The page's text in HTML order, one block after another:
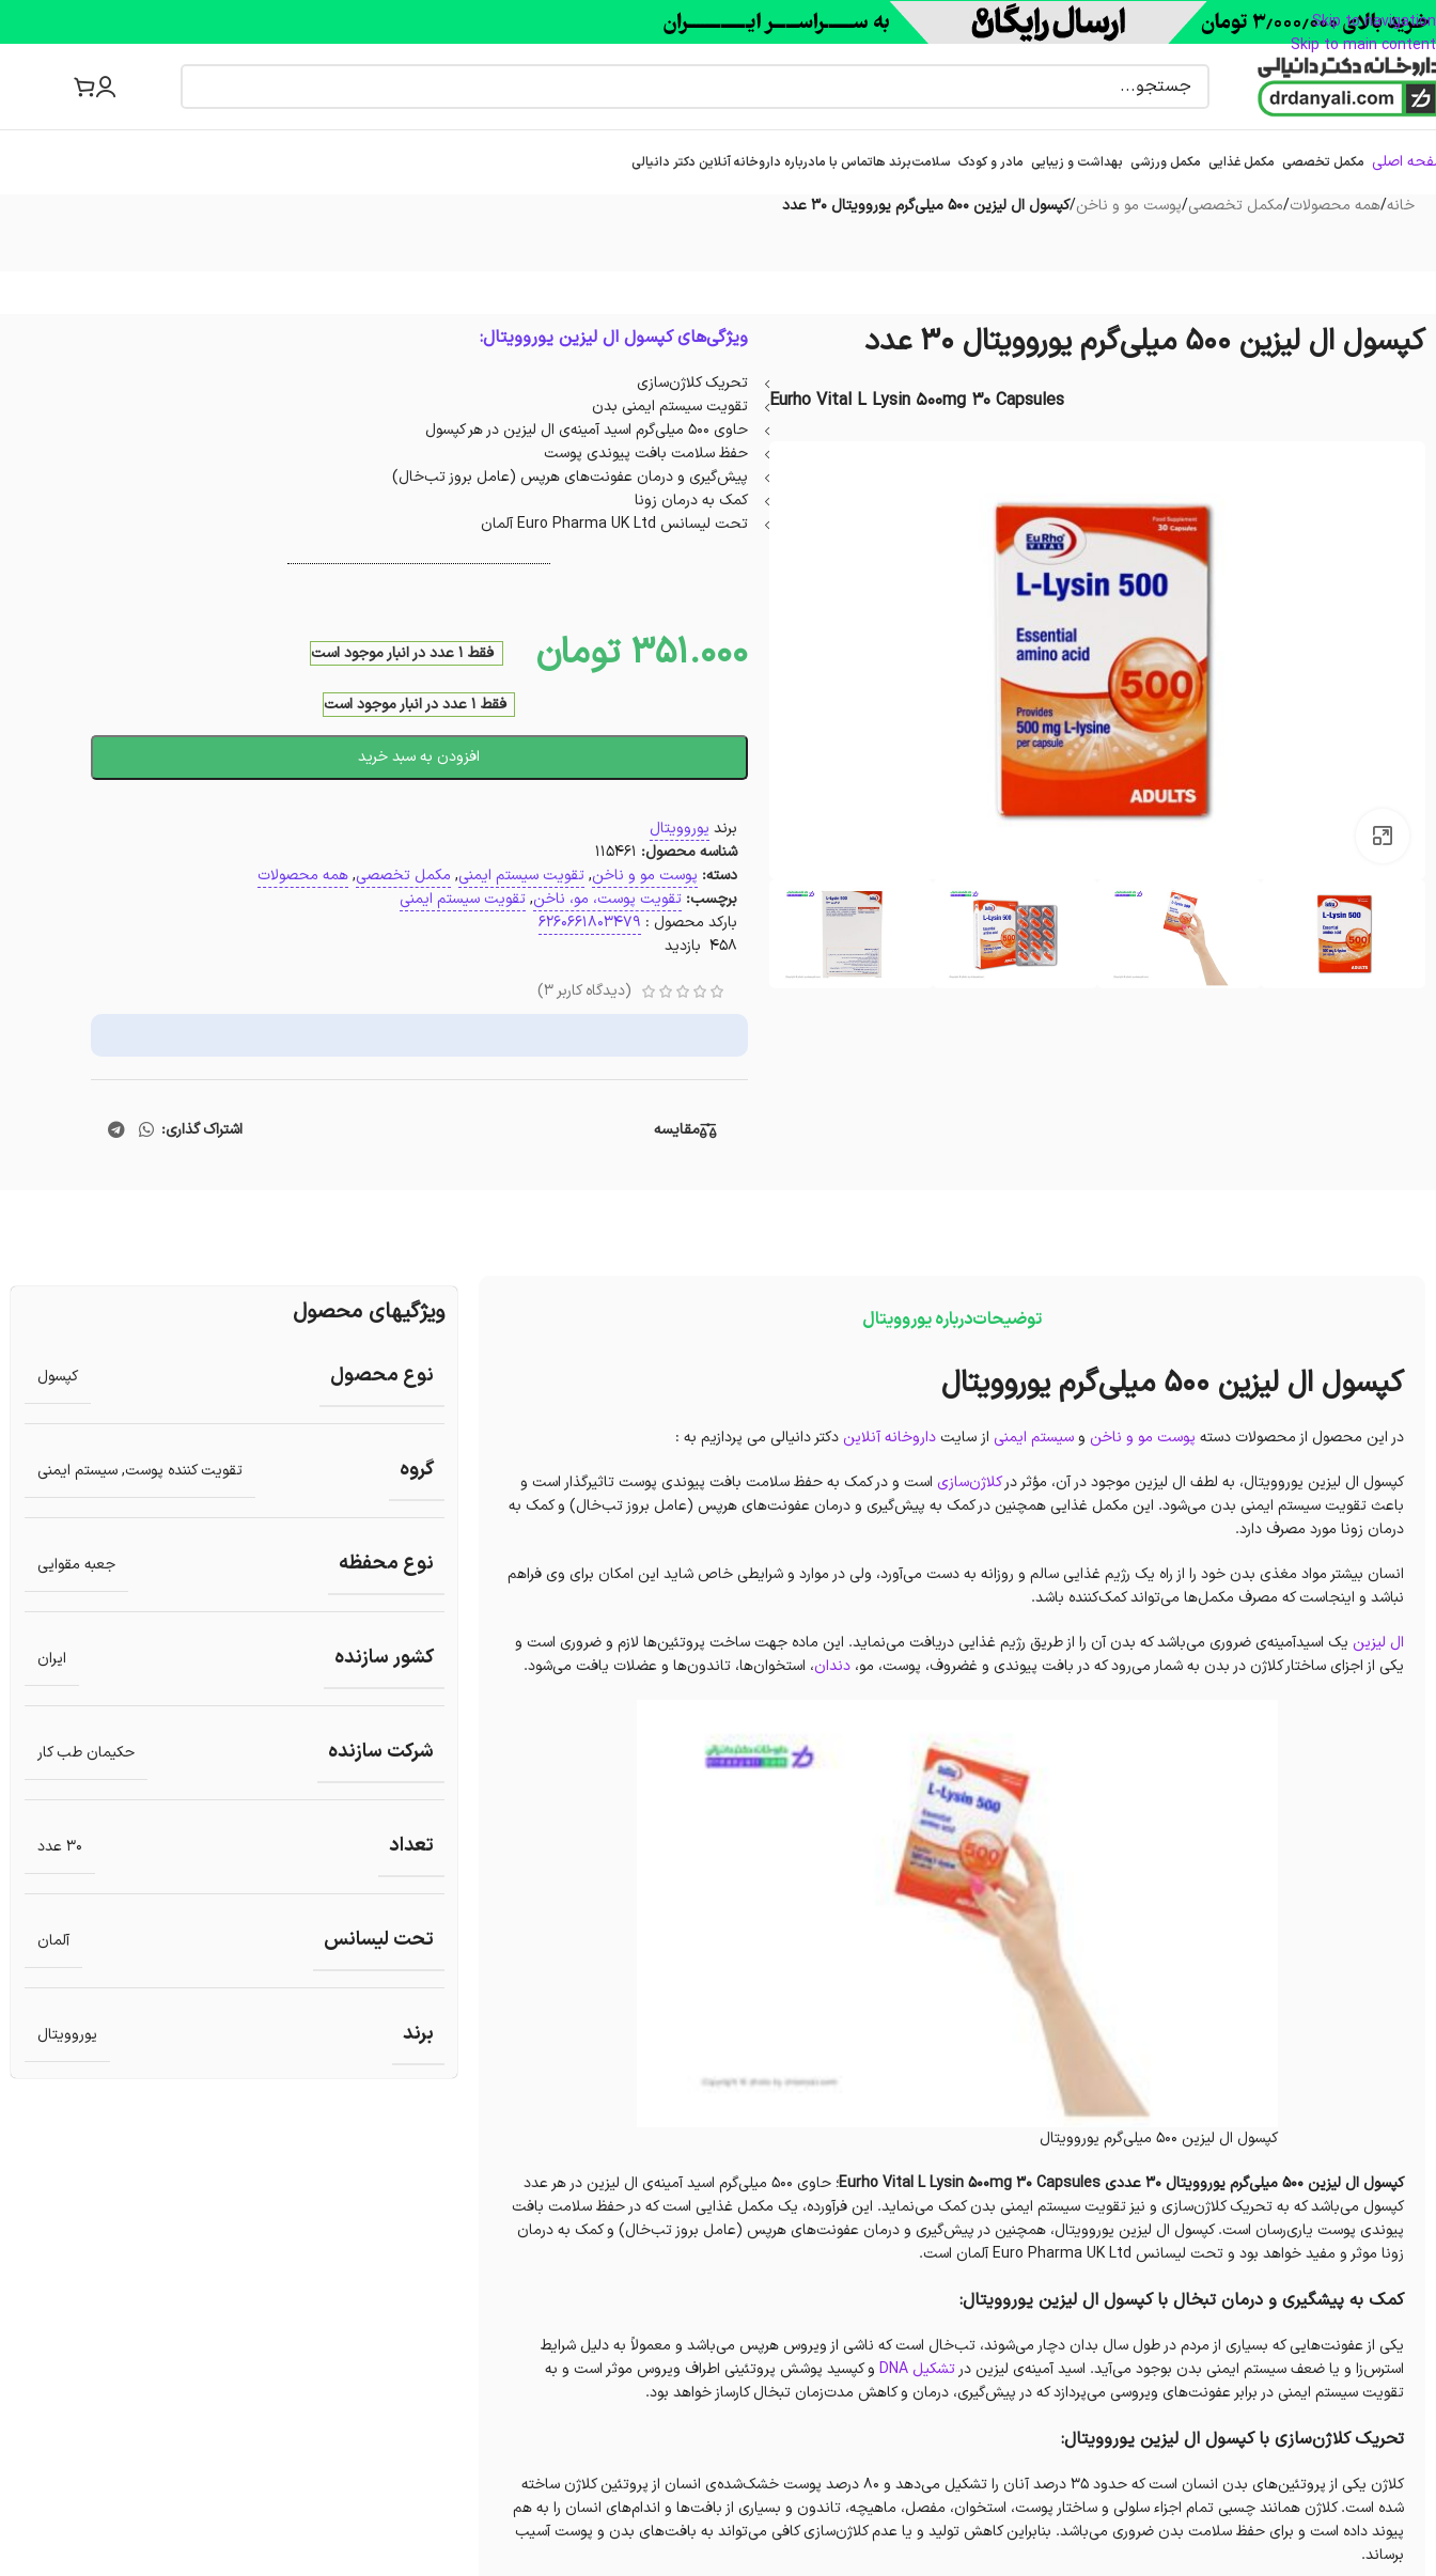
Skip to navigation
Skip to main content
اصلی مکمل تخصصی مکمل غذایی مکمل ورزشی بهداشت و زیبایی مادر و کودک سلامتبرند هاتماس با مادرباره‌ داروخانه آنلاین دکتر دانیالی
خانه/همه محصولات/مکمل تخصصی/پوست مو و ناخن/کپسول ال لیزین 500 میلی‌گرم یوروویتال 30 عدد
کپسول ال لیزین 500 میلی‌گرم یوروویتال 30 عدد
Eurho Vital L Lysin 500mg 30 Capsules
ویژگی‌های کپسول ال لیزین یوروویتال:
تحریک کلاژن‌سازی
تقویت سیستم ایمنی بدن
حاوی ۵۰۰ میلی‌گرم اسید آمینه‌ی ال لیزین در هر کپسول
حفظ سلامت بافت پیوندی پوست
پیش‌گیری‌ و درمان عفونت‌های هرپس (عامل بروز تب‌خال)
کمک به درمان زونا
تحت لیسانس Euro Pharma UK Ltd آلمان
351.000 تومان فقط 1 عدد در انبار موجود است
فقط 1 عدد در انبار موجود است
افزودن به سبد خرید
برند یوروویتال
شناسه محصول: 115461
دسته: پوست مو و ناخن, تقویت سیستم ایمنی, مکمل تخصصی, همه محصولات
برچسب: تقویت پوست، مو، ناخن, تقویت سیستم ایمنی
بارکد محصول : 6260661803479
458 بازدید
(دیدگاه کاربر3
)
مقایسه اشتراک گذاری:
توضیحاتدرباره یوروویتال
کپسول ال لیزین 500 میلی‌گرم یوروویتال
در این محصول از محصولات دسته پوست مو و ناخن وسیستم ایمنی از سایتداروخانه آنلاین دکتر دانیالی می پردازیم به :
کپسول ال لیزین یوروویتال، به لطف‌ ال لیزین موجود در آن، مؤثر درکلاژن‌سازی است و در کمک به حفظ سلامت بافت پیوندی پوست تاثیرگذار است و
باعث‌ تقویت سیستم ایمنی بدن می‌شود. این مکمل غذایی همچنین در کمک به پیش‌گیری‌ و درمان عفونت‌های هرپس (عامل بروز تب‌خال) و کمک به
درمان زونا مورد مصرف دارد.
انسان بیشتر مواد مغذی بدن خود را از راه یک رژیم غذایی سالم و روزانه به دست می‌آورد، ولی در موارد و شرایطی خاص شاید این امکان برای وی فراهم
نباشد و اینجاست که مصرف مکمل‌ها می‌تواند کمک‌کننده باشد.
ال لیزین یک اسیدآمینه‌ی ضروری می‌باشد که بدن آن را از طریق رژیم غذایی دریافت می‌نماید. این ماده جهت ساخت پروتئین‌ها لازم و ضروری است و
یکی از اجزای ساختار کلاژن در بدن به شمار می‌رود که در بافت پیوندی و غضروف، پوست، مو، دندان، استخوان‌ها، تاندون‌ها و عضلات یافت می‌شود.
کپسول ال لیزین 500 میلی‌گرم یوروویتال
کپسول ال لیزین 500 میلی‌گرم یوروویتال 30 عددی Eurho Vital L Lysin 500mg 30 Capsules
؛ حاوی ۵۰۰ میلی‌گرم اسید آمینه‌ی ال لیزین در هر عدد
کپسول می‌باشد که به تحریک کلاژن‌سازی و نیز تقویت سیستم ایمنی بدن کمک می‌نماید‌. این فرآورده، یک مکمل غذایی است که در حفظ سلامت بافت
پیوندی پوست یاری‌رسان است. کپسول ال لیزین یوروویتال، همچنین در پیش‌گیری‌ و درمان عفونت‌های هرپس (عامل بروز تب‌خال) و کمک به درمان
زونا موثر و مفید خواهد بود و تحت لیسانس Euro Pharma UK Ltd آلمان است.
کمک به پیشگیری و درمان تبخال با کپسول ال لیزین یوروویتال:
یکی از عفونت‌هایی که بسیاری از مردم در طول سال بدان دچار می‌شوند، تب‌خال است که ناشی از ویروس هرپس می‌باشد و معمولاً به دلیل شرایط
استرس‌زا و یا ضعف سیستم ایمنی بدن بوجود می‌آید. اسید آمینه‌ی لیزین درتشکیل DNA
و کپسید پوشش پروتئینی اطراف ویروس موثر است و به
تقویت سیستم ایمنی در برابر عفونت‌های ویروسی می‌پردازد که در پیش‌گیری، درمان و کاهش مدت‌زمان تبخال کارساز خواهد بود.
تحریک کلاژن‌سازی با کپسول ال لیزین یوروویتال:
کلاژن یکی از پروتئین‌های بدن انسان است که حدود 35 درصد آنان را تشکیل می‌دهد و 80 درصد پوست خشک‌شده‌ی انسان از پروتئین کلاژن‌ ساخته
شده است. کلاژن‌ همانند چسبی تمام اجزاء سلولی و ساختار پوست، استخوان‌، مفصل، ماهیچه، تاندون و بسیاری از بافت‌ها و اندام‌های انسان را به هم
پیوند داده است‌ و برای حفظ سلامت بدن ضروری می‌باشد. بنابراین کاهش تولید و یا عدم کلاژن‌سازی کافی می‌تواند به بافت‌های بدن و پوست آسیب
برساند.
ویژگیهای محصول
نوع محصول کپسول
گروه تقویت کننده پوست,سیستم ایمنی
نوع محفظه جعبه مقوایی
کشور سازنده ایران
شرکت سازنده حکیمان طب کار
تعداد 30 عدد
تحت لیسانس آلمان
برند یوروویتال